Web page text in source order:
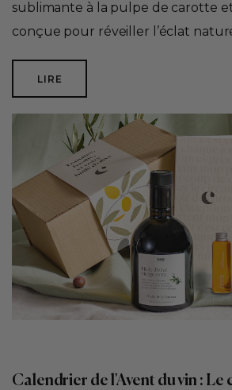
sublimante à la pulpe de carotte
conçue pour réveiller l’éclat
LIRE
Calendrier de l'Avent du vin : Le